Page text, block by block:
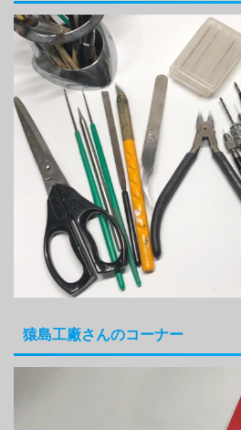
猿島工廠さんのコーナー